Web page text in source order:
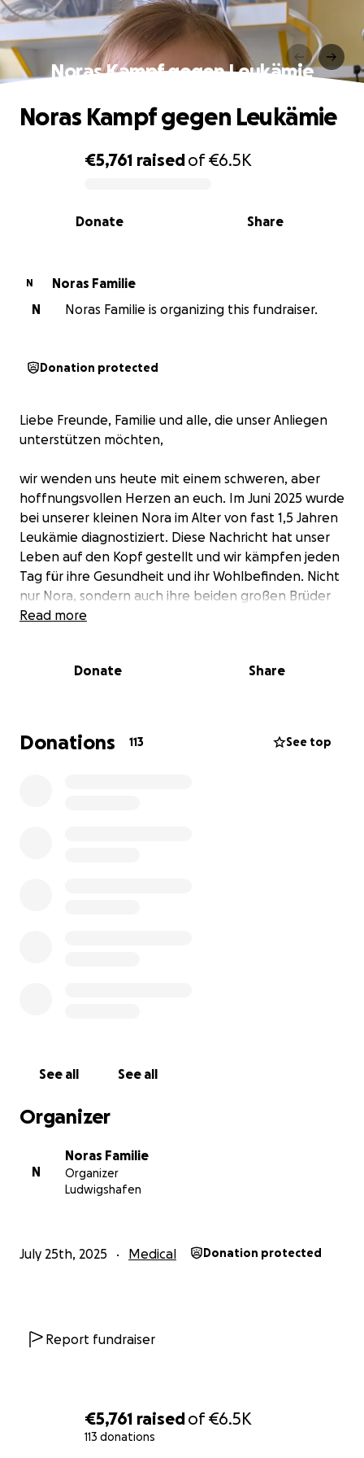
€5,761 raisedof€6.5K
113 donations
Noras Kampf gegen Leukämie
0% complete
€5,761 raisedof€6.5K
Share
Donate
Noras Kampf gegen Leukämie
N
Noras Familie
N
Noras Familie is organizing this fundraiser.
Donation protected
Liebe Freunde, Familie und alle, die unser Anliegen
unterstützen möchten,
wir wenden uns heute mit einem schweren, aber
hoffnungsvollen Herzen an euch. Im Juni 2025 wurde
bei unserer kleinen Nora im Alter von fast 1,5 Jahren
Leukämie diagnostiziert. Diese Nachricht hat unser
Leben auf den Kopf gestellt und wir kämpfen jeden
Tag für ihre Gesundheit und ihr Wohlbefinden. Nicht
nur Nora, sondern auch ihre beiden großen Brüder
im Alter von 5 und 6 Jahren brauchen unsere Liebe
vor finanziellen Herausforderungen.
Vater ungeplant in Teilzeit gehen. Mit diesem
Spendenaufruf wünschen wir zumindest einen Teil
Read more
Donate Share
Donations 113 See top
See all See all
Organizer
N
Noras Familie
Organizer
Ludwigshafen
July 25th, 2025 Medical Donation protected
Report fundraiser